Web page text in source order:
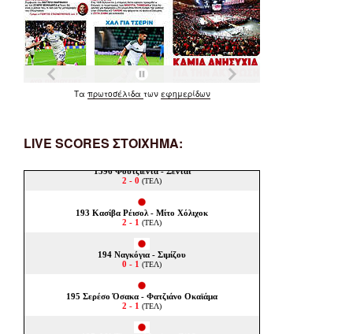
Τα πρωτοσέλιδα των εφημερίδων
LIVE SCORES ΣΤΟΙΧΗΜΑ: